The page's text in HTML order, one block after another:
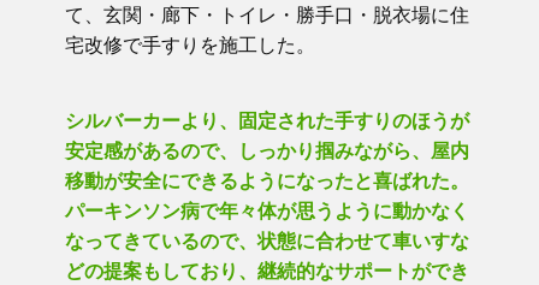
て、玄関・廊下・トイレ・勝手口・脱衣場に住
宅改修で手すりを施工した。
シルバーカーより、固定された手すりのほうが
安定感があるので、しっかり掴みながら、屋内
移動が安全にできるようになったと喜ばれた。
パーキンソン病で年々体が思うように動かなく
なってきているので、状態に合わせて車いすな
どの提案もしており、継続的なサポートができ